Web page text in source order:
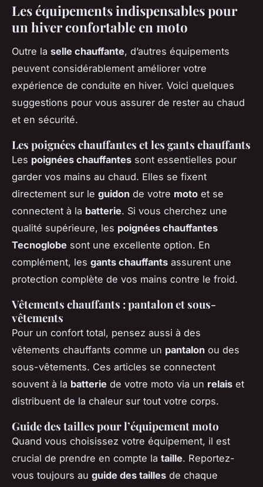
Les équipements indispensables pour
un hiver confortable en moto
Outre la selle chauffante, d’autres équipements
peuvent considérablement améliorer votre
expérience de conduite en hiver. Voici quelques
suggestions pour vous assurer de rester au chaud
et en sécurité.
Les poignées chauffantes et les gants chauffants
Les poignées chauffantes sont essentielles pour
garder vos mains au chaud. Elles se fixent
directement sur le guidon de votre moto et se
connectent à la batterie. Si vous cherchez une
qualité supérieure, les poignées chauffantes
Tecnoglobe sont une excellente option. En
complément, les gants chauffants assurent une
protection complète de vos mains contre le froid.
Vêtements chauffants : pantalon et sous-
vêtements
Pour un confort total, pensez aussi à des
vêtements chauffants comme un pantalon ou des
sous-vêtements. Ces articles se connectent
souvent à la batterie de votre moto via un relais et
distribuent de la chaleur sur tout votre corps.
Guide des tailles pour l’équipement moto
Quand vous choisissez votre équipement, il est
crucial de prendre en compte la taille. Reportez-
vous toujours au guide des tailles de chaque